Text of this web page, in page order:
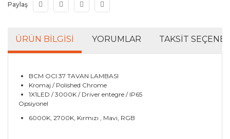
Paylaş
ÜRÜN BILGISI YORUMLAR TAKSIT
BCM OCI 37 TAVAN LAMBASI
Kromaj / Polished Chrome
1X1LED / 3000K / Driver entegre / IP65
Opsiyonel
6000K, 2700K, Kırmızı , Mavi, RGB